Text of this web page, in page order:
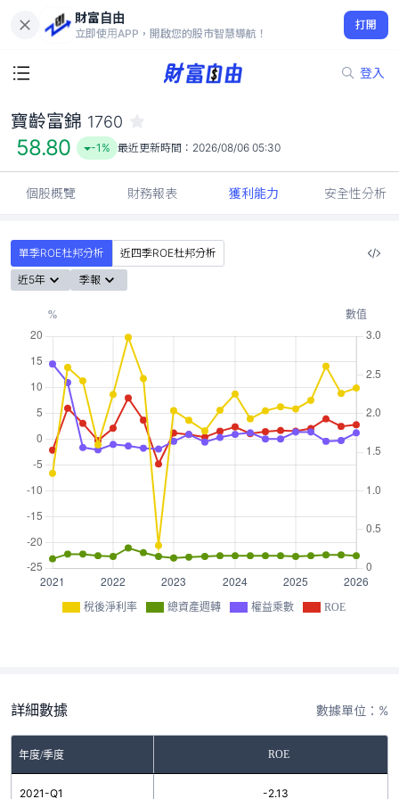
財富自由
立即使用APP，開啟您的股市智慧導航！
打開
登入
58.80
-1%
寶齡富錦 1760
58.80 -1% 最近更新時間： 2026/08/06 05:30
個股概覽 財務報表 獲利能力 安全性分析
單季ROE杜邦分析
近四季ROE杜邦分析
近5年
季報
稅後淨利率 總資產週轉 權益乘數 ROE
詳細數據 數據單位：%
年度/季度 ROE
2021-Q1 -2.13